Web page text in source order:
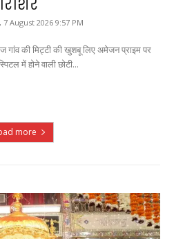
7 August 2026 9:57 PM
की मिट्टी की खुशबू लिए अमेजन प्राइम पर
में होने वाली छोटी...
more